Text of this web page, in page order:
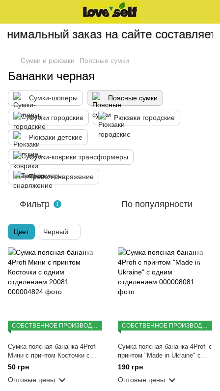
заказ на сайте составляет
Сумки и рюкзаки Поясные сумки
Бананки черная
Сумки-шоперы Поясные сумки
Сумки городские Рюкзаки городские
Рюкзаки детские
Сумки-коврики трансформеры
Тревел-снаряжение
Фильтр 1 По популярности
Цвет Черный
СОБСТВЕННОЕ ПРОИЗВОДСТВО
Сумка поясная бананка 4Profi
Мини с принтом Косточки с
одним отделением 20081
50 грн
Оптовые цены
СОБСТВЕННОЕ ПРОИЗВОДСТВО
Сумка поясная бананка 4Profi с
принтом "Made in Ukraine" с
одним отделением
190 грн
Оптовые цены